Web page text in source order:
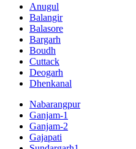
Anugul
Balangir
Balasore
Bargarh
Boudh
Cuttack
Deogarh
Dhenkanal
Nabarangpur
Ganjam-1
Ganjam-2
Gajapati